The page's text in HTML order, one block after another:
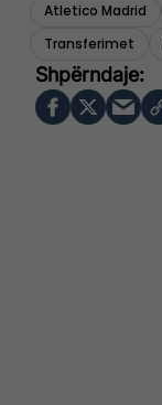
Atletico Madrid
Transferimet